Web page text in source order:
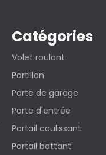
Catégories
Volet roulant
Portillon
Porte de garage
Porte d'entrée
Portail coulissant
Portail battant